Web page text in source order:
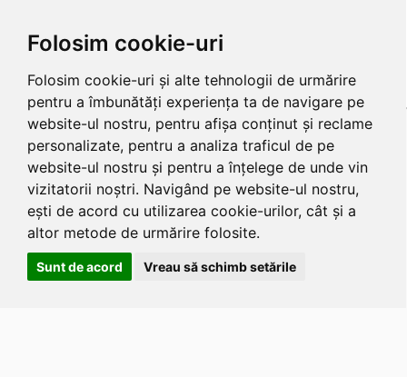
Folosim cookie-uri
Folosim cookie-uri și alte tehnologii de urmărire
pentru a îmbunătăți experiența ta de navigare pe
website-ul nostru, pentru afișa conținut și reclame
personalizate, pentru a analiza traficul de pe
website-ul nostru și pentru a înțelege de unde vin
vizitatorii noștri. Navigând pe website-ul nostru,
ești de acord cu utilizarea cookie-urilor, cât și a
altor metode de urmărire folosite.
Sunt de acord Vreau să schimb setările